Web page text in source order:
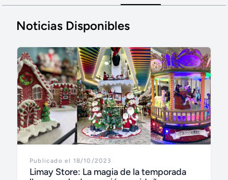
Noticias Disponibles
Publicado el 18/10/2023
Limay Store: La magia de la temporada